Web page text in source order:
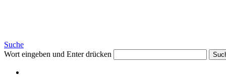
Suche
Wort eingeben und Enter drücken